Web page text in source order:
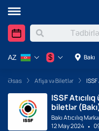
Bakı
AZ $
Əsas Afişa və Biletlər
ISSF
biletlər
Bakı Atıcılıq
12 May 2024